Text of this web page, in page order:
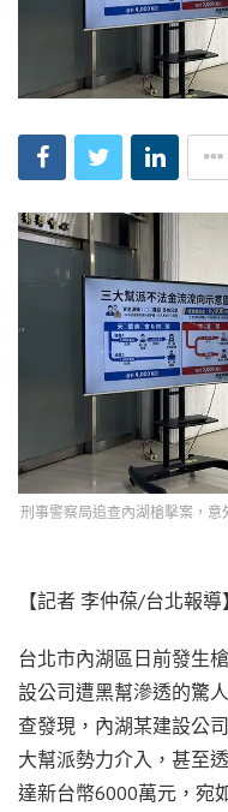
刑事警察局追查內湖槍擊案，
【記者 李仲葆/台北報導】
台北市內湖區日前發生
設公司遭黑幫滲透的驚
查發現，內湖某建設公
大幫派勢力介入，甚至
達新台幣6000萬元，宛